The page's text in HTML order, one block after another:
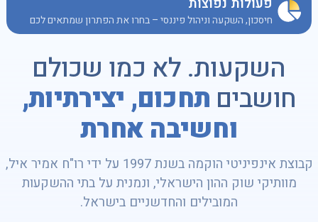
חיסכון, השקעה וניהול פיננסי – בחרו את הפתרון שמתאים לכם
השקעות. לא כמו שכולם
חושבים תחכום, יצירתיות,
וחשיבה אחרת
קבוצת אינפיניטי הוקמה בשנת 1997 על ידי רו"ח אמיר איל,
מוותיקי שוק ההון הישראלי, ונמנית על בתי ההשקעות
המובילים והחדשניים בישראל.